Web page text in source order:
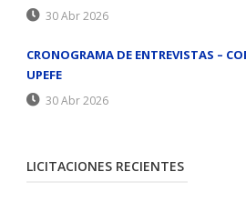
30 Abr 2026
CRONOGRAMA DE ENTREVISTAS –
UPEFE
30 Abr 2026
LICITACIONES RECIENTES